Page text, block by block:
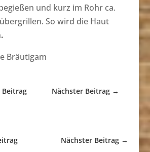
und kurz im Rohr ca.
So wird die Haut
.
Bräutigam
Nächster Beitrag →
Nächster Beitrag →